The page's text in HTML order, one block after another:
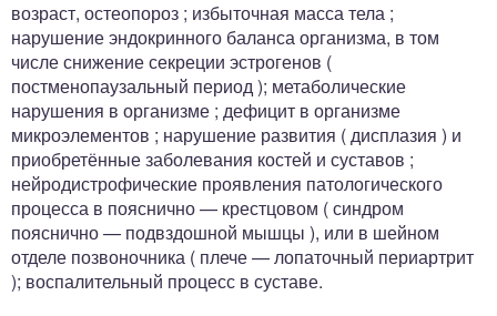
возраст, остеопороз ; избыточная масса тела ;
нарушение эндокринного баланса организма, в том
числе снижение секреции эстрогенов (
постменопаузальный период ); метаболические
нарушения в организме ; дефицит в организме
микроэлементов ; нарушение развития ( дисплазия ) и
приобретённые заболевания костей и суставов ;
нейродистрофические проявления патологического
процесса в пояснично — крестцовом ( синдром
пояснично — подвздошной мышцы ), или в шейном
отделе позвоночника ( плече — лопаточный периартрит
); воспалительный процесс в суставе.